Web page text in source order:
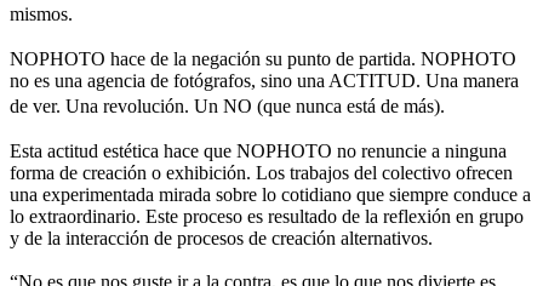
mismos.
NOPHOTO hace de la negación su punto de partida. NOPHOTO
no es una agencia de fotógrafos, sino una ACTITUD. Una manera
de ver. Una revolución. Un NO (que nunca está de más).
Esta actitud estética hace que NOPHOTO no renuncie a ninguna
forma de creación o exhibición. Los trabajos del colectivo ofrecen
una experimentada mirada sobre lo cotidiano que siempre conduce a
lo extraordinario. Este proceso es resultado de la reflexión en grupo
y de la interacción de procesos de creación alternativos.
“No es que nos guste ir a la contra, es que lo que nos divierte es